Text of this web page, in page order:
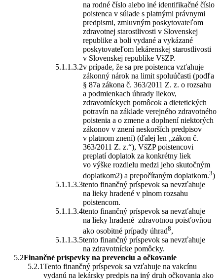
na rodné číslo alebo iné identifikačné číslo
poistenca v súlade s platnými právnymi
predpismi, zmluvným poskytovateľom
zdravotnej starostlivosti v Slovenskej
republike a boli vydané a vykázané
poskytovateľom lekárenskej starostlivosti
v Slovenskej republike VšZP.
v prípade, že sa pre poistenca vzťahuje
zákonný nárok na limit spoluúčasti (podľa
§ 87a zákona č. 363/2011 Z. z. o rozsahu
a podmienkach úhrady liekov,
zdravotníckych pomôcok a dietetických
potravín na základe verejného zdravotného
poistenia a o zmene a doplnení niektorých
zákonov v znení neskorších predpisov
v platnom znení) (ďalej len „zákon č.
363/2011 Z. z.“), VšZP poistencovi
preplatí doplatok za konkrétny liek
vo výške rozdielu medzi jeho skutočným
doplatkom2) a prepočítaným doplatkom.3)
tento finančný príspevok sa nevzťahuje
na lieky hradené v plnom rozsahu
poistencom.
tento finančný príspevok sa nevzťahuje
na lieky hradené zdravotnou poisťovňou
ako osobitné prípady úhrad8,
tento finančný príspevok sa nevzťahuje
na zdravotnícke pomôcky.
Finančné príspevky na prevenciu a očkovanie
Tento finančný príspevok sa vzťahuje na vakcínu
vydanú na lekársky predpis na iný druh očkovania ako